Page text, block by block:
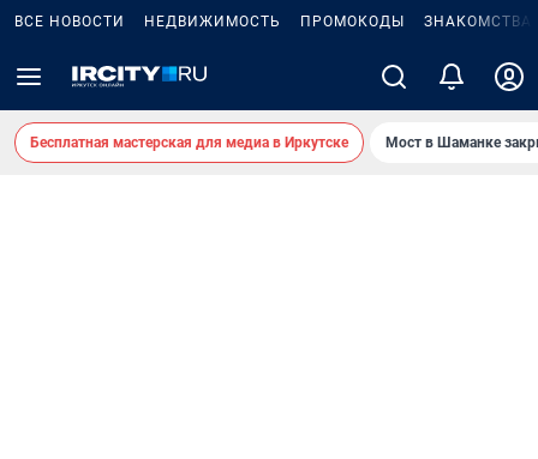
ВСЕ НОВОСТИ НЕДВИЖИМОСТЬ ПРОМОКОДЫ ЗНАКОМСТВА
Бесплатная мастерская для медиа в Иркутске Мост в Шаманке